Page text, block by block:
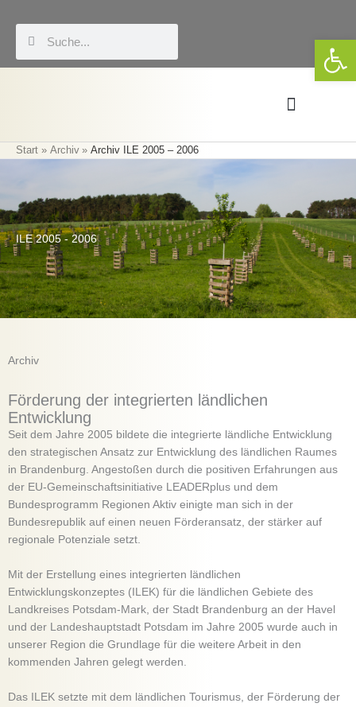
Inhalt
springen
Start Archiv Archiv ILE 2005 – 2006
ILE 2005 - 2006
Archiv
Förderung der integrierten ländlichen
Entwicklung
Seit dem Jahre 2005 bildete die integrierte ländliche Entwicklung
den strategischen Ansatz zur Entwicklung des ländlichen Raumes
in Brandenburg. Angestoßen durch die positiven Erfahrungen aus
der EU-Gemeinschaftsinitiative LEADERplus und dem
Bundesprogramm Regionen Aktiv einigte man sich in der
Bundesrepublik auf einen neuen Förderansatz, der stärker auf
regionale Potenziale setzt.
Mit der Erstellung eines integrierten ländlichen
Entwicklungskonzeptes (ILEK) für die ländlichen Gebiete des
Landkreises Potsdam-Mark, der Stadt Brandenburg an der Havel
und der Landeshauptstadt Potsdam im Jahre 2005 wurde auch in
unserer Region die Grundlage für die weitere Arbeit in den
kommenden Jahren gelegt werden.
Das ILEK setzte mit dem ländlichen Tourismus, der Förderung der